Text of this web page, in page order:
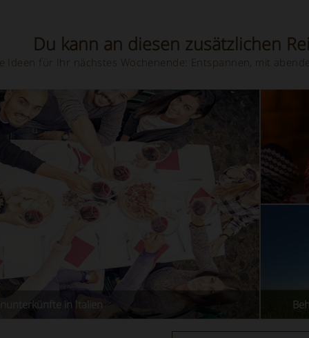
Du kann an diesen zusätzlichen
Ideen für Ihr nächstes Wochenende: Entspannen, mit
in Italien